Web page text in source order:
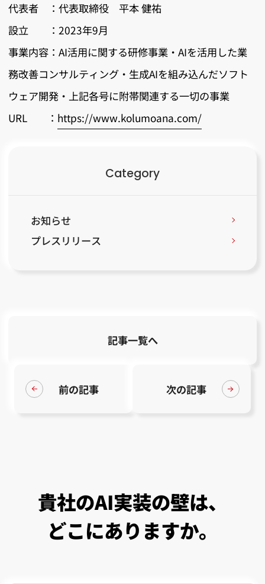
代表者 ：代表取締役 平本 健祐
設立 ：2023年9月
事業内容：AI活用に関する研修事業・AIを活用した業
務改善コンサルティング・生成AIを組み込んだソフト
ウェア開発・上記各号に附帯関連する一切の事業
URL ： https://www.kolumoana.com/
Category
お知らせ
プレスリリース
前の記事
記事一覧へ
次の記事
貴社のAI実装の壁は、
どこにあり ますか。